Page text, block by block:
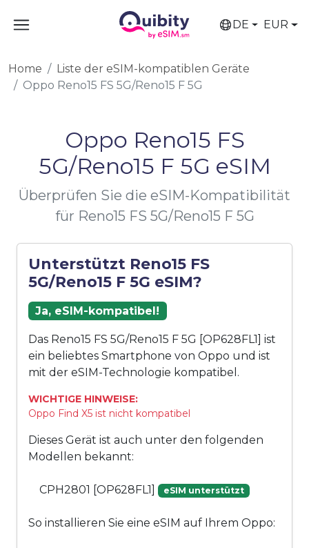
DE EUR
Home
Liste der eSIM-kompatiblen Geräte
Oppo Reno15 FS 5G/Reno15 F 5G
Oppo Reno15 FS
5G/Reno15 F 5G eSIM
Überprüfen Sie die eSIM-Kompatibilität
für Reno15 FS 5G/Reno15 F 5G
Unterstützt Reno15 FS
5G/Reno15 F 5G eSIM?
Ja, eSIM-kompatibel!
Das Reno15 FS 5G/Reno15 F 5G [OP628FL1] ist
ein beliebtes Smartphone von Oppo und ist
mit der eSIM-Technologie kompatibel.
WICHTIGE HINWEISE:
Oppo Find X5 ist nicht kompatibel
Dieses Gerät ist auch unter den folgenden
Modellen bekannt:
CPH2801 [OP628FL1] eSIM unterstützt
So installieren Sie eine eSIM auf Ihrem Oppo: